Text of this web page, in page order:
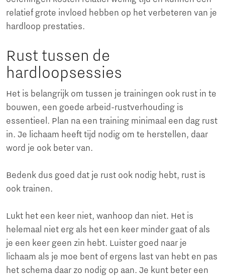
relatief grote invloed hebben op het verbeteren van je
hardloop prestaties.
Rust tussen de
hardloopsessies
Het is belangrijk om tussen je trainingen ook rust in te
bouwen, een goede arbeid-rustverhouding is
essentieel. Plan na een training minimaal een dag rust
in. Je lichaam heeft tijd nodig om te herstellen, daar
word je ook beter van.
Bedenk dus goed dat je rust ook nodig hebt, rust is
ook trainen.
Lukt het een keer niet, wanhoop dan niet. Het is
helemaal niet erg als het een keer minder gaat of als
je een keer geen zin hebt. Luister goed naar je
lichaam als je moe bent of ergens last van hebt en pas
het schema daar zo nodig op aan. Je kunt beter een